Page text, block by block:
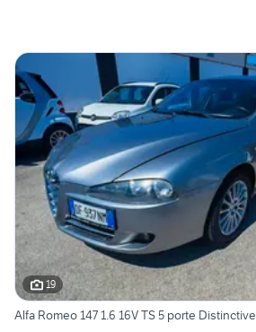
19
Alfa Romeo 147 1.6 16V TS 5 porte Distinctive